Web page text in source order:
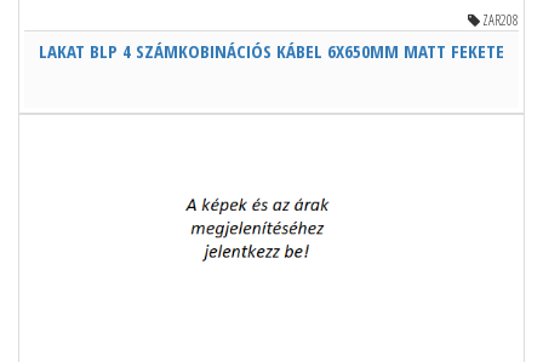
ZAR208
LAKAT BLP 4 SZÁMKOBINÁCIÓS KÁBEL 6X650MM MATT FEKETE